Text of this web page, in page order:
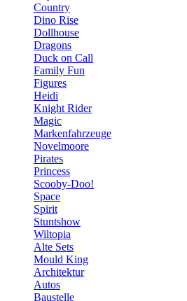
Country
Dino Rise
Dollhouse
Dragons
Duck on Call
Family Fun
Figures
Heidi
Knight Rider
Magic
Markenfahrzeuge
Novelmoore
Pirates
Princess
Scooby-Doo!
Space
Spirit
Stuntshow
Wiltopia
Alte Sets
Mould King
Architektur
Autos
Baustelle